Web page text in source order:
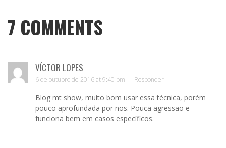
7 COMMENTS
VÍCTOR LOPES
6 de outubro de 2016 at 9:40 pm — Responder
Blog mt show, muito bom usar essa técnica, porém
pouco aprofundada por nos. Pouca agressão e
funciona bem em casos específicos.